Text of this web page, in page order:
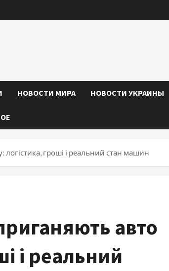
НОВОСТИ МИРА НОВОСТИ УКРАИНЫ
логістика, гроші і реальний стан машин
авто
і реальний